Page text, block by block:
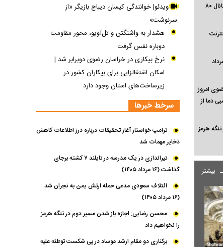
صعود سنگین قیمت نفت | بازگشت به کانال ۸۰
قیمت طلا در مشهد (۱۵ مرداد
امروز
نسبی دما از
هرمز
مشاهده
محتوای
چندرسانه‌ای
بیشتر
در
بایگانی
بیشتر
سرخط خبرها
ترامپ خواستار آغاز تحقیقات درباره درز اطلاعات کاهش
ذخایر مهمات شد
تیراندازی در یک مدرسه در تایلند ۷ کشته برجای
گذاشت (۱۶ مرداد ۱۴۰۵)
ائتلاف سعودی مدعی حمله ارتش یمن به نجران شد
(۱۶ مرداد ۱۴۰۵)
محسن رضایی: اجازه باز شدن مسیر دوم در تنگه هرمز
را نخواهیم داد
برکناری دو مقام ارشد موساد در پی شکست توطئه علیه
ویدئو| خوانندگی کیسان دیباج بازیگر «از
سرنوشت»
هشدار به واشنگتن و تل‌آویو، محور مقاومت
دوباره نفس گرفت
نرخ بیکاری در خراسان رضوی دوبرابر شد |
امکان اشتغالزایی برای بیکاران کشور در
زیرساخت‌های استان وجود دارد